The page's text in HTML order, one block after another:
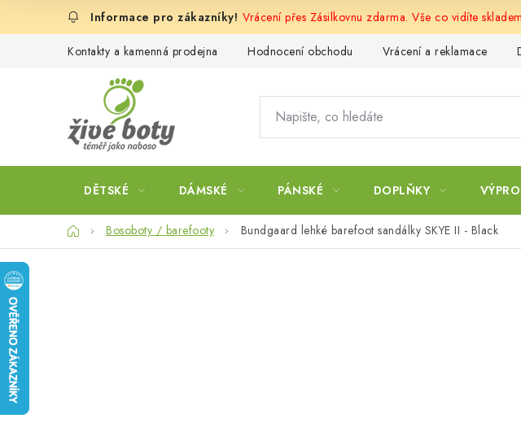
Vrácení přes Zásilkovnu zdarma. Vše co vidíte
Kontakty a kamenná prodejna Hodnocení obchodu Vrácení a reklamace
DĚTSKÉ DÁMSKÉ PÁNSKÉ DOPLŇKY
DomůBosoboty / barefooty Bundgaard lehké barefoot sandálky SKYE II - Black